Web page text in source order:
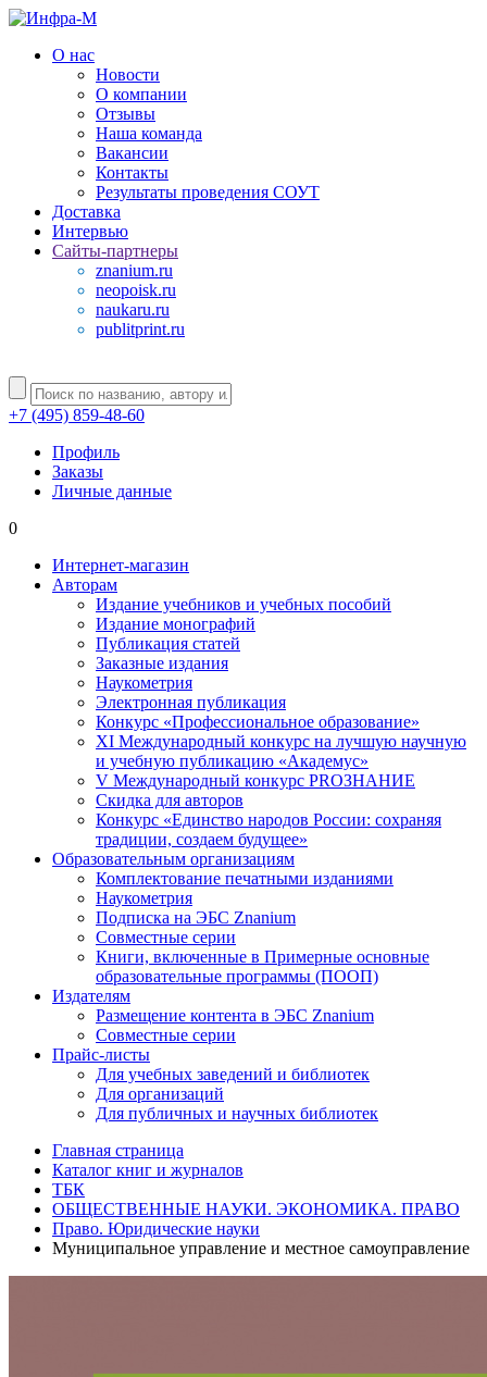
О нас
Новости
О компании
Отзывы
Наша команда
Вакансии
Контакты
Результаты проведения СОУТ
Доставка
Интервью
Сайты-партнеры
znanium.ru
neopoisk.ru
naukaru.ru
publitprint.ru
+7 (495) 859-48-60
Профиль
Заказы
Личные данные
0
Интернет-магазин
Авторам
Издание учебников и учебных пособий
Издание монографий
Публикация статей
Заказные издания
Наукометрия
Электронная публикация
Конкурс «Профессиональное образование»
XI Международный конкурс на лучшую научную
и учебную публикацию «Академус»
V Международный конкурс PROЗНАНИЕ
Скидка для авторов
Конкурс «Единство народов России: сохраняя
традиции, создаем будущее»
Образовательным организациям
Комплектование печатными изданиями
Наукометрия
Подписка на ЭБС Znanium
Совместные серии
Книги, включенные в Примерные основные
образовательные программы (ПООП)
Издателям
Размещение контента в ЭБС Znanium
Совместные серии
Прайс-листы
Для учебных заведений и библиотек
Для организаций
Для публичных и научных библиотек
Главная страница
Каталог книг и журналов
ТБК
ОБЩЕСТВЕННЫЕ НАУКИ. ЭКОНОМИКА. ПРАВО
Право. Юридические науки
Муниципальное управление и местное самоуправление